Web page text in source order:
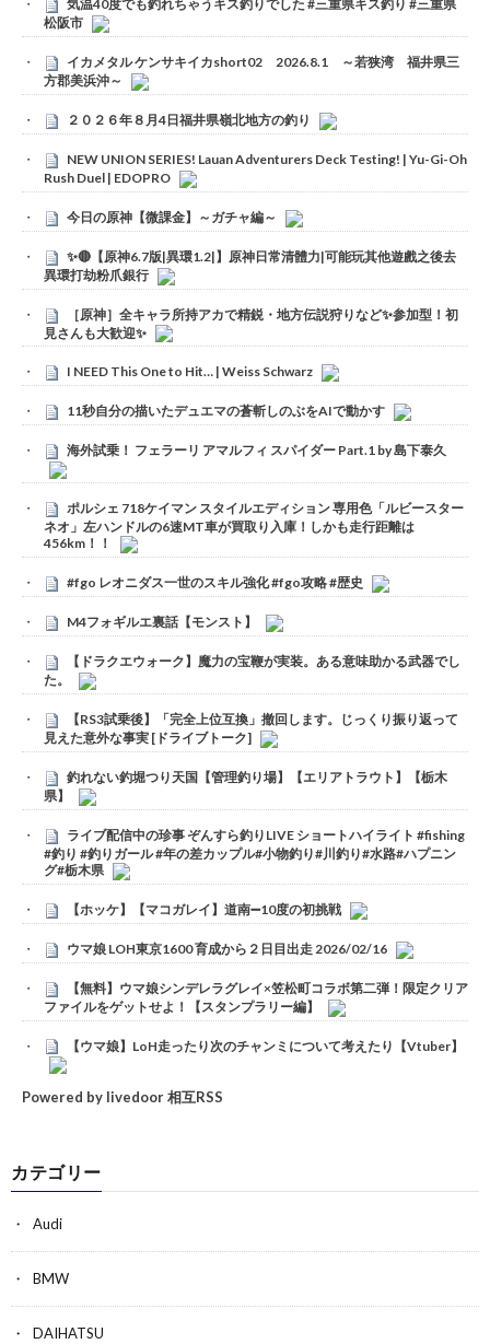
気温40度でも釣れちゃうキス釣りでした #三重県キス釣り #三重県
松阪市
イカメタル ケンサキイカshort02 2026.8.1 ～若狭湾 福井県三
方郡美浜沖～
２０２６年８月4日福井県嶺北地方の釣り
NEW UNION SERIES! Lauan Adventurers Deck Testing! | Yu-Gi-Oh
Rush Duel | EDOPRO
今日の原神【微課金】～ガチャ編～
✨🔴【原神6.7版|異環1.2|】原神日常清體力|可能玩其他遊戲之後去
異環打劫粉爪銀行
［原神］全キャラ所持アカで精鋭・地方伝説狩りなど✨参加型！初
見さんも大歓迎✨
I NEED This One to Hit… | Weiss Schwarz
11秒自分の描いたデュエマの蒼斬しのぶをAIで動かす
海外試乗！ フェラーリ アマルフィ スパイダー Part.1 by 島下泰久
ポルシェ 718ケイマン スタイルエディション 専用色「ルビースター
ネオ」左ハンドルの6速MT車が買取り入庫！しかも走行距離は
456km！！
#fgo レオニダス一世のスキル強化 #fgo攻略 #歴史
M4フォギルエ裏話【モンスト】
【ドラクエウォーク】魔力の宝鞭が実装。ある意味助かる武器でし
た。
【RS3試乗後】「完全上位互換」撤回します。じっくり振り返って
見えた意外な事実 [ドライブトーク]
釣れない釣堀つり天国【管理釣り場】【エリアトラウト】【栃木
県】
ライブ配信中の珍事 ぞんすら釣りLIVE ショートハイライト #fishing
#釣り #釣りガール #年の差カップル#小物釣り#川釣り#水路#ハプニン
グ#栃木県
【ホッケ】【マコガレイ】道南➖10度の初挑戦
ウマ娘 LOH東京1600 育成から２日目出走 2026/02/16
【無料】ウマ娘シンデレラグレイ×笠松町コラボ第二弾！限定クリア
ファイルをゲットせよ！【スタンプラリー編】
【ウマ娘】LoH走ったり次のチャンミについて考えたり【Vtuber】
Powered by livedoor 相互RSS
カテゴリー
Audi
BMW
DAIHATSU